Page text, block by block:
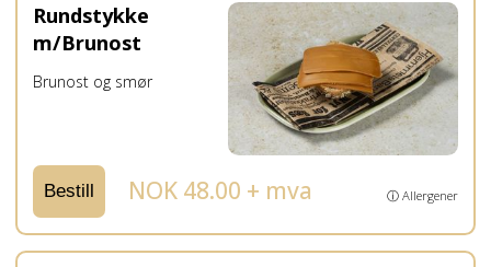
Rundstykke
m/Brunost
Brunost og smør
Bestill NOK 48.00 + mva ⓘ Allergener